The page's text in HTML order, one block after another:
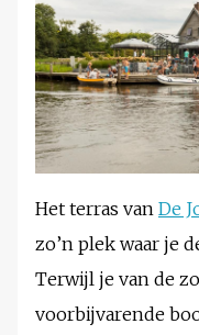
Het terras van De
zo’n plek waar je
Terwijl je van de
voorbijvarende